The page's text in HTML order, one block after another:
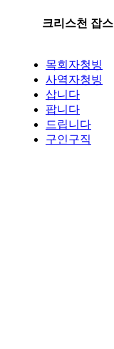
크리스천 잡스
목회자청빙
사역자청빙
삽니다
팝니다
드립니다
구인구직